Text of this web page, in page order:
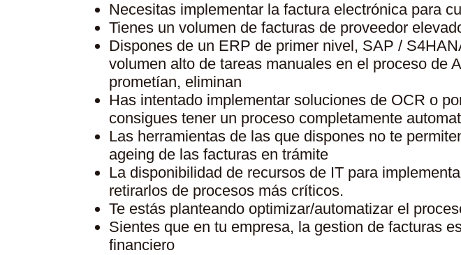
Necesitas implementar la factura electrónica para
Tienes un volumen de facturas de proveedor
Dispones de un ERP de primer nivel, SAP /
volumen alto de tareas manuales en el proceso de
prometían, eliminan
Has intentado implementar soluciones de OCR o
consigues tener un proceso completamente
Las herramientas de las que dispones no te
ageing de las facturas en trámite
La disponibilidad de recursos de IT para
retirarlos de procesos más críticos.
Te estás planteando optimizar/automatizar el
Sientes que en tu empresa, la gestion de facturas
financiero